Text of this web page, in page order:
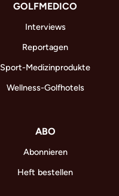
GOLFMEDICO
Interviews
Reportagen
Sport-Medizinprodukte
Wellness-Golfhotels
ABO
Abonnieren
Heft bestellen